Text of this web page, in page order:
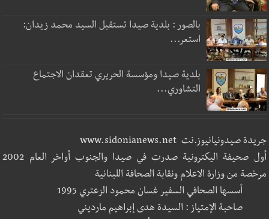
بالصور : بلدية صيدا تستقبل السيد محمد زيدان:
استعر...
بلدية صيدا ومؤسسة الحريري تعقدان الاجتماع
التشاوري...
جريدة صيدونيانيوز.نت www.sidonianews.net
أول صحيفة اليكترونية صدرت في صيدا والجنوب أواخر العام 2002
مرخصة من وزارة الاعلام ونقابة الصحافة اللبنانية
أسسها الصحافي السفير غسان محمود الزعتري 1995
صاحبة الإمتياز : السيدة هدى إبراهيم مارديني